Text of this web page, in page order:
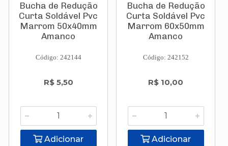
Bucha de Redução
Curta Soldável Pvc
Marrom 50x40mm
Amanco
Código: 242144
R$ 5,50
Adicionar
Bucha de Redução
Curta Soldável Pvc
Marrom 60x50mm
Amanco
Código: 242152
R$ 10,00
Adicionar